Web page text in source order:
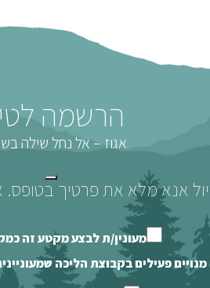
הרשמה
אגוז – אל נחל שילה
אנא מלא את פרטיך
מעונין/ת לבצע מקטע זה
פעילים בקבוצת הליכה